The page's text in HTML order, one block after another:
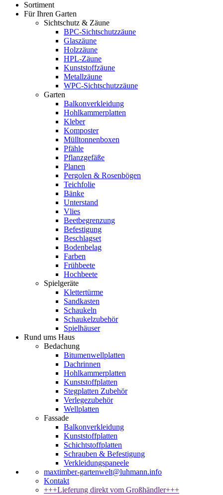
Sortiment
Für Ihren Garten
Sichtschutz & Zäune
BPC-Sichtschutzzäune
Glaszäune
Holzzäune
HPL-Zäune
Kunststoffzäune
Metallzäune
WPC-Sichtschutzzäune
Garten
Balkonverkleidung
Hohlkammerplatten
Kleber
Komposter
Mülltonnenboxen
Pfähle
Pflanzgefäße
Planen
Pergolen & Rosenbögen
Teichfolie
Bänke
Unterstand
Vlies
Beetbegrenzung
Befestigung
Beschlagset
Bodenbelag
Farben
Frühbeete
Hochbeete
Spielgeräte
Klettertürme
Sandkasten
Schaukeln
Schaukelzubehör
Spielhäuser
Rund ums Haus
Bedachung
Bitumenwellplatten
Dachrinnen
Hohlkammerplatten
Kunststoffplatten
Stegplatten Zubehör
Verlegezubehör
Wellplatten
Fassade
Balkonverkleidung
Kunststoffplatten
Schichtstoffplatten
Schrauben & Befestigung
Verkleidungspaneele
maxtimber-gartenwelt@luhmann.info
Kontakt
+++Lieferung direkt vom Großhändler+++